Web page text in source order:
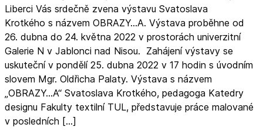
Liberci Vás srdečně zvena výstavu Svatoslava
Krotkého s názvem OBRAZY…A. Výstava proběhne od
26. dubna do 24. května 2022 v prostorách univerzitní
Galerie N v Jablonci nad Nisou. Zahájení výstavy se
uskuteční v pondělí 25. dubna 2022 v 17 hodin s úvodním
slovem Mgr. Oldřicha Palaty. Výstava s názvem
„OBRAZY…A“ Svatoslava Krotkého, pedagoga Katedry
designu Fakulty textilní TUL, představuje práce malované
v posledních […]